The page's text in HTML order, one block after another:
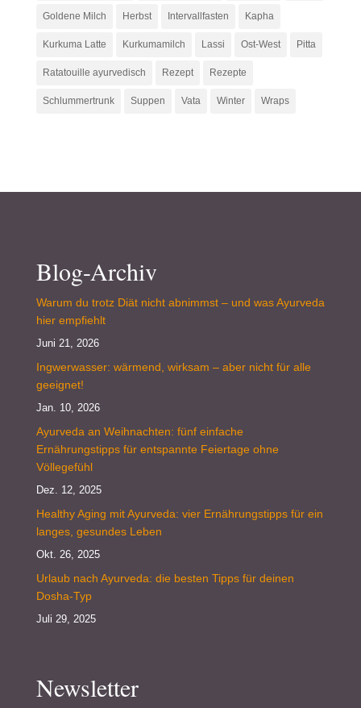
Goldene Milch Herbst Intervallfasten Kapha
Kurkuma Latte Kurkumamilch Lassi Ost-West Pitta
Ratatouille ayurvedisch Rezept Rezepte
Schlummertrunk Suppen Vata Winter Wraps
Blog-Archiv
Warum du trotz Diät nicht abnimmst – und was Ayurveda
hier empfiehlt
Juni 21, 2026
Ingwerwasser: wärmend, wirksam – aber nicht für alle
geeignet!
Jan. 10, 2026
Ayurveda an Weihnachten: fünf einfache
Ernährungstipps für entspannte Feiertage ohne
Völlegefühl
Dez. 12, 2025
Healthy Aging mit Ayurveda: vier Ernährungstipps für ein
langes, gesundes Leben
Okt. 26, 2025
Urlaub nach Ayurveda: die besten Tipps für deinen
Dosha-Typ
Juli 29, 2025
Newsletter